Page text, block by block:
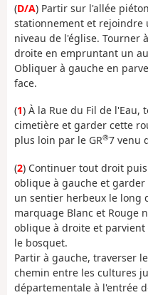
(D/A) Partir sur l'allée
stationnement et rejoindre
niveau de l'église. Tourner
droite en empruntant un
Obliquer à gauche en
face.
(1) À la Rue du Fil de l'Eau,
cimetière et garder cette
plus loin par le GR®7 venu
(2) Continuer tout droit
oblique à gauche et garder
un sentier herbeux le long
marquage Blanc et Rouge
oblique à droite et
le bosquet.
Partir à gauche, traverser
chemin entre les cultures
départementale à l'entrée